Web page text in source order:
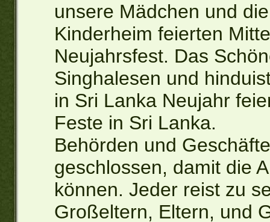
unsere Mädchen und
Kinderheim feierten
Neujahrsfest. Das
Singhalesen und
in Sri Lanka Neujahr
Feste in Sri Lanka.
Behörden und
geschlossen, damit die
können. Jeder reist zu
Großeltern, Eltern, und